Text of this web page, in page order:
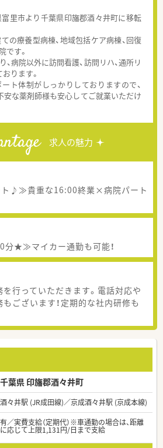
里市より千葉県印旛郡酒々井町に移転
の療養型病棟、地域包括ケア病棟、回復
です。
病院以外に訪問看護、訪問リハ、通所リ
ります。
体制がしっかりしておりますので、
安な薬剤師様も安心してご就業いただけ
求人の魅力
♪≫貴重な16:00終業×病院パート
★≫マイカー通勤も可能！
行っていただきます。電話対応や
ございます！定期的な社内研修も
千葉県 印旛郡酒々井町
酒々井駅 (JR成田線)／京成酒々井駅 (京成本線)
有／実費支給（定期代）※車通勤の場合は、距離
に応じて上限1,131円/日まで支給